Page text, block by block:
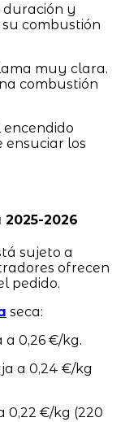
y
combustión
muy clara.
combustión
ensuciar los
2026
sujeto a
ofrecen
pedido.
seca:
0,26 €/kg.
a 0,24 €/kg
0,22 €/kg (220